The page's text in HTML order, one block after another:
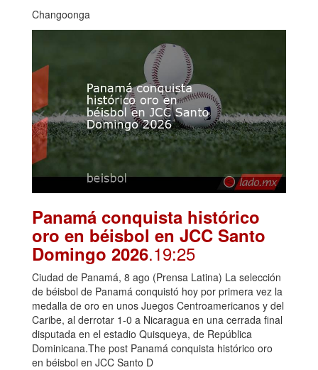
Changoonga
Panamá conquista histórico
oro en béisbol en JCC Santo
Domingo 2026.19:25
Ciudad de Panamá, 8 ago (Prensa Latina) La selección
de béisbol de Panamá conquistó hoy por primera vez la
medalla de oro en unos Juegos Centroamericanos y del
Caribe, al derrotar 1-0 a Nicaragua en una cerrada final
disputada en el estadio Quisqueya, de República
Dominicana.The post Panamá conquista histórico oro
en béisbol en JCC Santo D